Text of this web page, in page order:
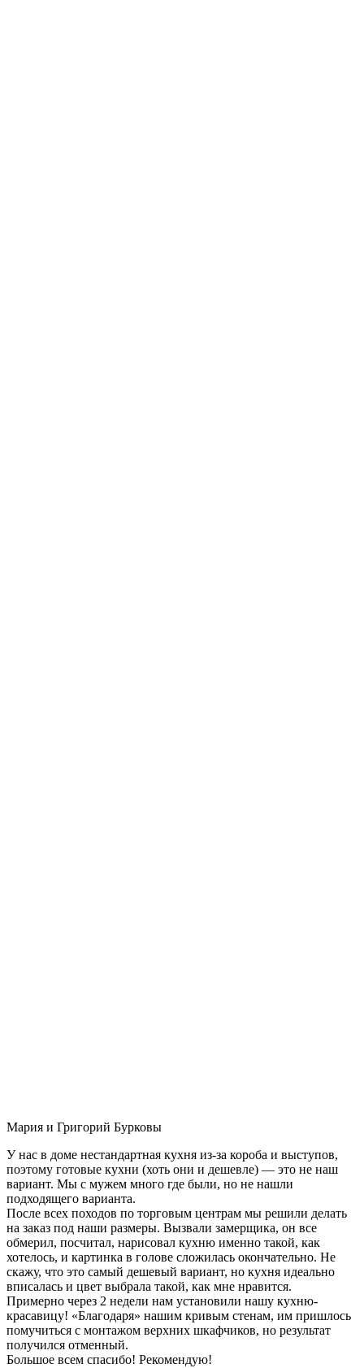
Мария и Григорий Бурковы
У нас в доме нестандартная кухня из-за короба и выступов,
поэтому готовые кухни (хоть они и дешевле) — это не наш
вариант. Мы с мужем много где были, но не нашли
подходящего варианта.
После всех походов по торговым центрам мы решили делать
на заказ под наши размеры. Вызвали замерщика, он все
обмерил, посчитал, нарисовал кухню именно такой, как
хотелось, и картинка в голове сложилась окончательно. Не
скажу, что это самый дешевый вариант, но кухня идеально
вписалась и цвет выбрала такой, как мне нравится.
Примерно через 2 недели нам установили нашу кухню-
красавицу! «Благодаря» нашим кривым стенам, им пришлось
помучиться с монтажом верхних шкафчиков, но результат
получился отменный.
Большое всем спасибо! Рекомендую!